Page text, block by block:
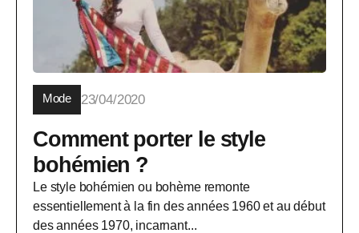
Mode 23/04/2020
Comment porter le style
bohémien ?
Le style bohémien ou bohème remonte
essentiellement à la fin des années 1960 et au début
des années 1970, incarnant...